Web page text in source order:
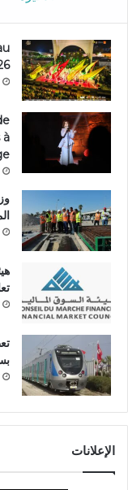
à
الإعلانات